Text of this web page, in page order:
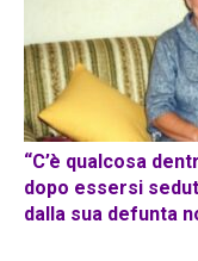
“C’è qualcosa
dopo essersi
dalla sua defunta